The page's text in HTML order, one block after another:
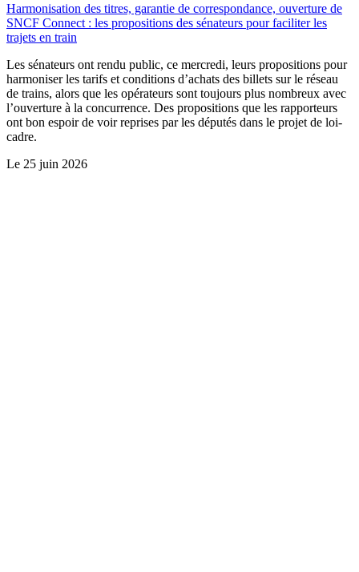
Harmonisation des titres, garantie de correspondance, ouverture de
SNCF Connect : les propositions des sénateurs pour faciliter les
trajets en train
Les sénateurs ont rendu public, ce mercredi, leurs propositions pour
harmoniser les tarifs et conditions d’achats des billets sur le réseau
de trains, alors que les opérateurs sont toujours plus nombreux avec
l’ouverture à la concurrence. Des propositions que les rapporteurs
ont bon espoir de voir reprises par les députés dans le projet de loi-
cadre.
Le 25 juin 2026